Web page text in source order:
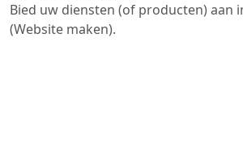
Bied uw diensten (of producten) aan
(Website maken).